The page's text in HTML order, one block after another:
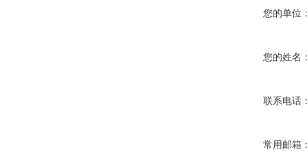
您的单位
您的姓名
联系电话
常用邮箱